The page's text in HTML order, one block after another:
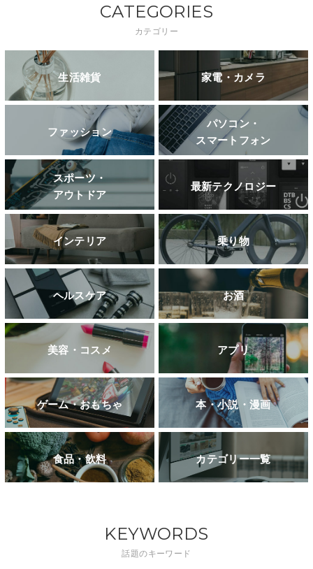
CATEGORIES
カテゴリー
生活雑貨 家電・カメラ
ファッション
パソコン・
スマートフォン
スポーツ・
アウトドア
最新テクノロジー
インテリア 乗り物
ヘルスケア お酒
美容・コスメ アプリ
ゲーム・おもちゃ 本・小説・漫画
食品・飲料 カテゴリー一覧
KEYWORDS
話題のキーワード